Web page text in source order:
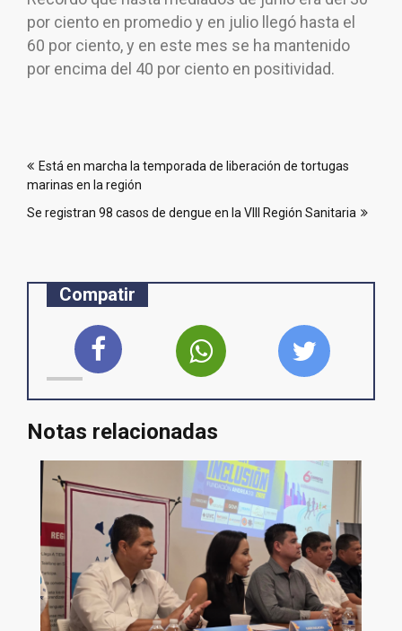
por ciento en promedio y en julio llegó hasta el
60 por ciento, y en este mes se ha mantenido
por encima del 40 por ciento en positividad.
de
entradas
Está en marcha la temporada de liberación de tortugas
marinas en la región
Se registran 98 casos de dengue en la VIII Región Sanitaria
Compatir
Notas relacionadas